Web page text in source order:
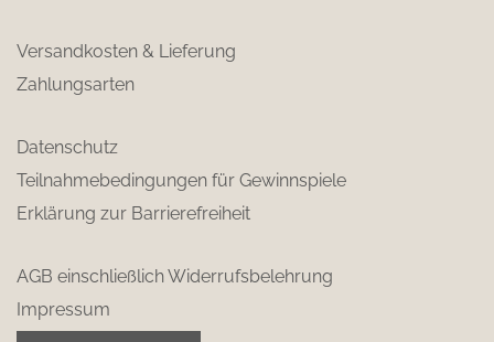
Versandkosten & Lieferung
Zahlungsarten
Datenschutz
Teilnahmebedingungen für Gewinnspiele
Erklärung zur Barrierefreiheit
AGB einschließlich Widerrufsbelehrung
Impressum